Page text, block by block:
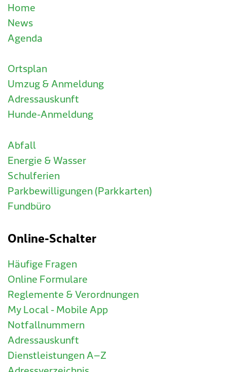
Home
News
Agenda
Ortsplan
Umzug & Anmeldung
Adressauskunft
Hunde-Anmeldung
Abfall
Energie & Wasser
Schulferien
Parkbewilligungen (Parkkarten)
Fundbüro
Online-Schalter
Häufige Fragen
Online Formulare
Reglemente & Verordnungen
My Local - Mobile App
Notfallnummern
Adressauskunft
Dienstleistungen A–Z